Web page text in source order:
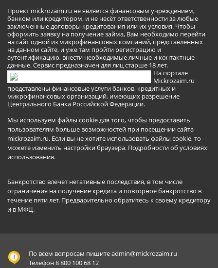
Проект mickrozaim.ru не является финансовым учреждением,
банком или кредитором, и не несёт ответственности за любые
заключенные договоры кредитования или их условия. Чтобы
оформить заявку на получение займа, Вам необходимо перейти
на сайт одной из микрофинансовых компаний, представленных
на данном сайте, и уже там пройти регистрацию и
аутентификацию, внести необходимые личные и контактные
данные. Сервис предназначен для лиц старше 18 лет.
На портале
Mickrozaim.ru
представлены финансовые услуги банков, кредитных и
микрофинансовых организаций, имеющих разрешение
Центрального Банка Российской Федерации.
Мы используем файлы cookie для того, чтобы предоставить
пользователям больше возможностей при посещении сайта
mickrozaim.ru. Если вы не хотите использовать файлы cookie, то
можете изменить настройки браузера. Подробности об условиях
использования.
Банкротство влечет негативные последствия, в том числе
ограничения на получение кредита и повторное банкротство в
течение пяти лет. Предварительно обратитесь к своему кредитору
и в МФЦ.
По всем вопросам пишитеadmin@mickrozaim.ru
Телефон 8 800 100 68 12